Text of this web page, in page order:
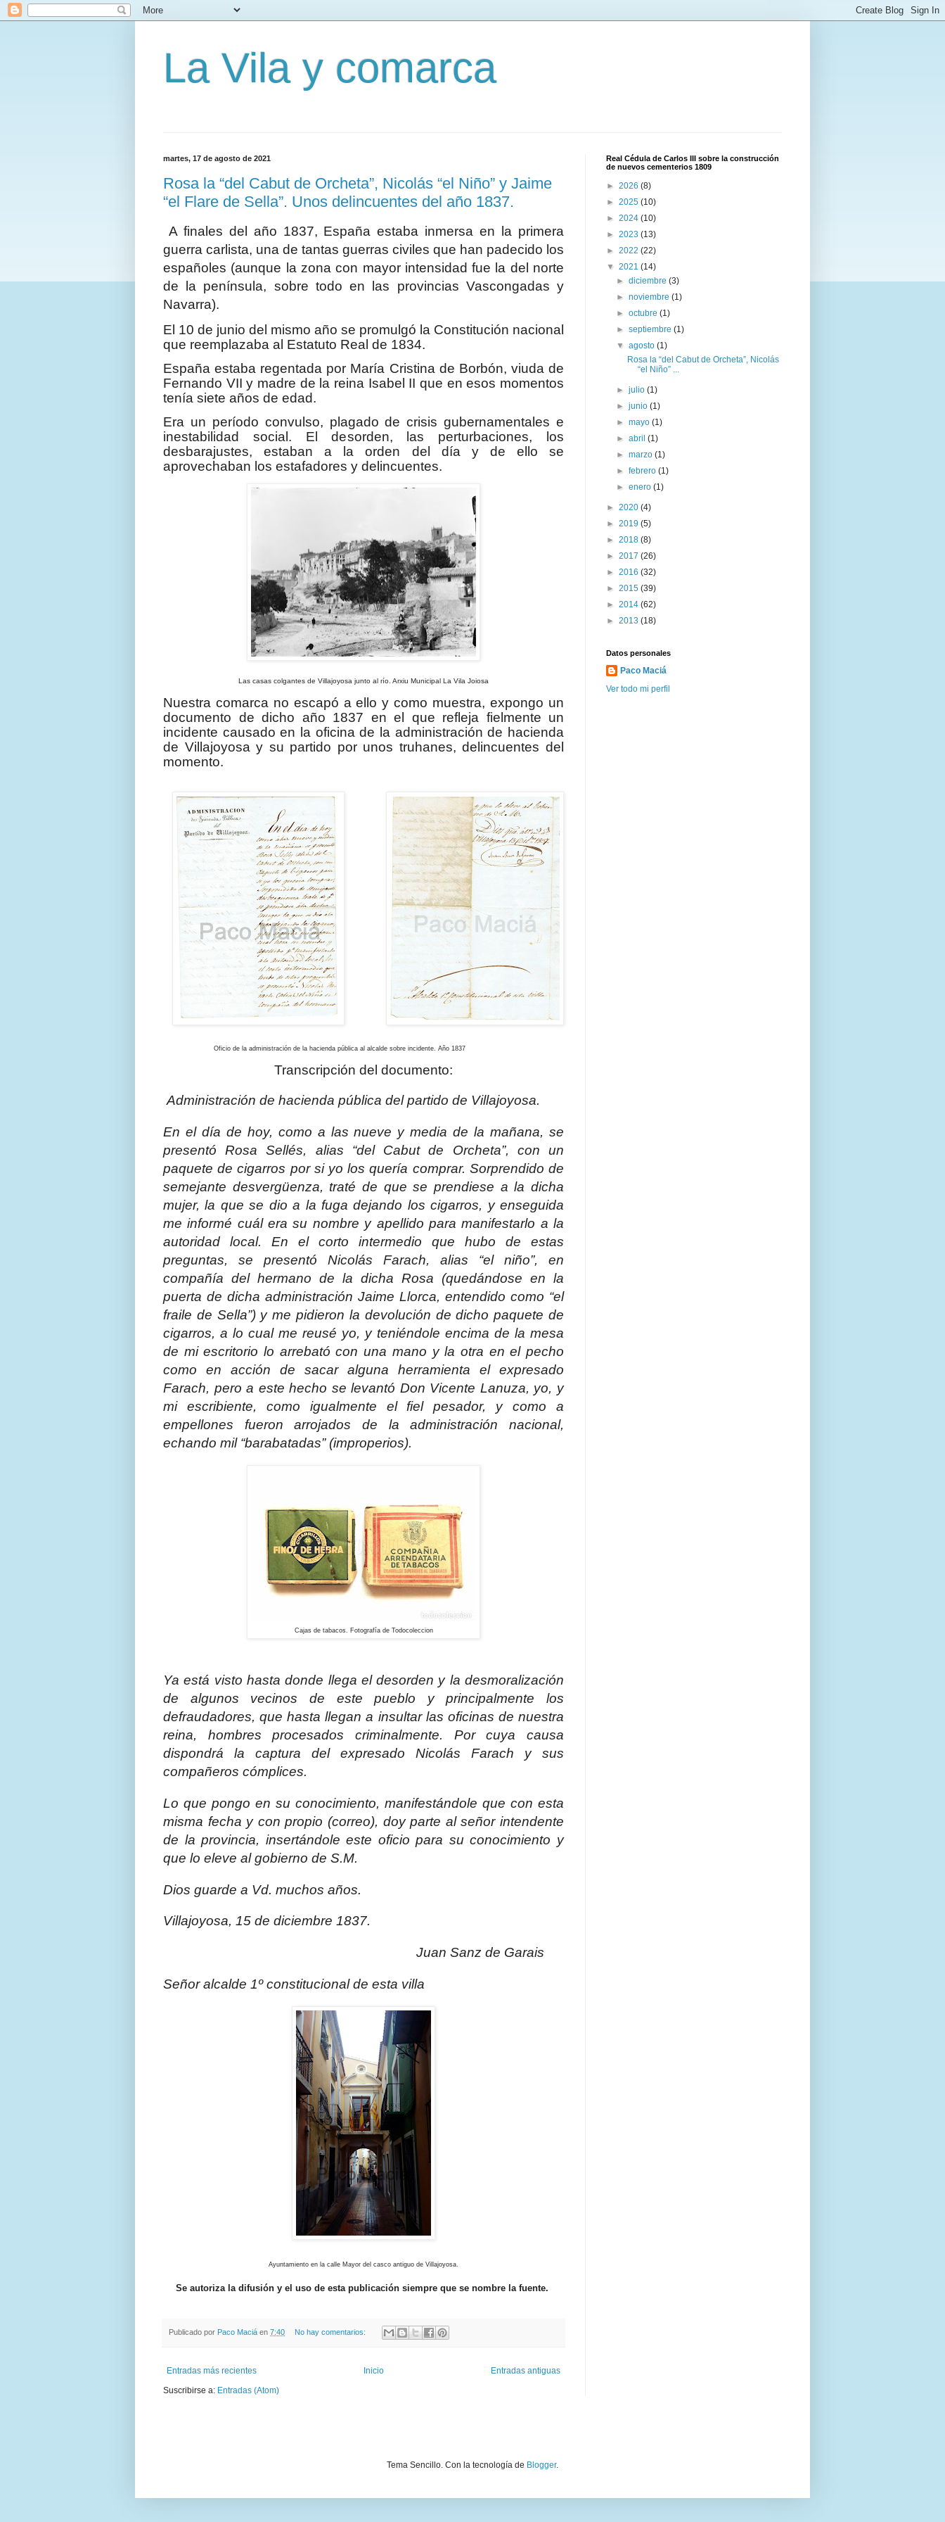
La Vila y comarca
martes, 17 de agosto de 2021
Rosa la “del Cabut de Orcheta”, Nicolás “el Niño” y Jaime
“el Flare de Sella”. Unos delincuentes del año 1837.
A finales del año 1837, España estaba inmersa en la primera
guerra carlista, una de tantas guerras civiles que han padecido los
españoles (aunque la zona con mayor intensidad fue la del norte
de la península, sobre todo en las provincias Vascongadas y
Navarra).
El 10 de junio del mismo año se promulgó la Constitución nacional
que reemplazaba al Estatuto Real de 1834.
España estaba regentada por María Cristina de Borbón, viuda de
Fernando VII y madre de la reina Isabel II que en esos momentos
tenía siete años de edad.
Era un período convulso, plagado de crisis gubernamentales e
inestabilidad social. El desorden, las perturbaciones, los
desbarajustes, estaban a la orden del día y de ello se
aprovechaban los estafadores y delincuentes.
Las casas colgantes de Villajoyosa junto al río. Arxiu Municipal La Vila Joiosa
Nuestra comarca no escapó a ello y como muestra, expongo un
documento de dicho año 1837 en el que refleja fielmente un
incidente causado en la oficina de la administración de hacienda
de Villajoyosa y su partido por unos truhanes, delincuentes del
momento.
Oficio de la administración de la hacienda pública al alcalde sobre incidente. Año 1837
Transcripción del documento:
Administración de hacienda pública del partido de Villajoyosa.
En el día de hoy, como a las nueve y media de la mañana, se
presentó Rosa Sellés, alias “del Cabut de Orcheta”, con un
paquete de cigarros por si yo los quería comprar. Sorprendido de
semejante desvergüenza, traté de que se prendiese a la dicha
mujer, la que se dio a la fuga dejando los cigarros, y enseguida
me informé cuál era su nombre y apellido para manifestarlo a la
autoridad local. En el corto intermedio que hubo de estas
preguntas, se presentó Nicolás Farach, alias “el niño”, en
compañía del hermano de la dicha Rosa (quedándose en la
puerta de dicha administración Jaime Llorca, entendido como “el
fraile de Sella”) y me pidieron la devolución de dicho paquete de
cigarros, a lo cual me reusé yo, y teniéndole encima de la mesa
de mi escritorio lo arrebató con una mano y la otra en el pecho
como en acción de sacar alguna herramienta el expresado
Farach, pero a este hecho se levantó Don Vicente Lanuza, yo, y
mi escribiente, como igualmente el fiel pesador, y como a
empellones fueron arrojados de la administración nacional,
echando mil “barabatadas” (improperios).
Cajas de tabacos. Fotografía de Todocoleccion
Ya está visto hasta donde llega el desorden y la desmoralización
de algunos vecinos de este pueblo y principalmente los
defraudadores, que hasta llegan a insultar las oficinas de nuestra
reina, hombres procesados criminalmente. Por cuya causa
dispondrá la captura del expresado Nicolás Farach y sus
compañeros cómplices.
Lo que pongo en su conocimiento, manifestándole que con esta
misma fecha y con propio (correo), doy parte al señor intendente
de la provincia, insertándole este oficio para su conocimiento y
que lo eleve al gobierno de S.M.
Dios guarde a Vd. muchos años.
Villajoyosa, 15 de diciembre 1837.
Juan Sanz de Garais
Señor alcalde 1º constitucional de esta villa
Ayuntamiento en la calle Mayor del casco antiguo de Villajoyosa.
Se autoriza la difusión y el uso de esta publicación siempre que se nombre la fuente.
Publicado por Paco Maciá en 7:40 No hay comentarios:
Entradas más recientes Entradas antiguas
Inicio
Suscribirse a: Entradas (Atom)
Real Cédula de Carlos III sobre la construcción
de nuevos cementerios 1809
► 2026 (8)
► 2025 (10)
► 2024 (10)
► 2023 (13)
► 2022 (22)
▼ 2021 (14)
►diciembre(3)
►noviembre(1)
►octubre(1)
►septiembre(1)
▼agosto(1)
Rosa la “del Cabut de Orcheta”, Nicolás
“el Niño” ...
►julio(1)
►junio(1)
►mayo(1)
►abril(1)
►marzo(1)
►febrero(1)
►enero(1)
► 2020 (4)
► 2019 (5)
► 2018 (8)
► 2017 (26)
► 2016 (32)
► 2015 (39)
► 2014 (62)
► 2013 (18)
Datos personales
Paco Maciá
Ver todo mi perfil
Tema Sencillo. Con la tecnología de Blogger.